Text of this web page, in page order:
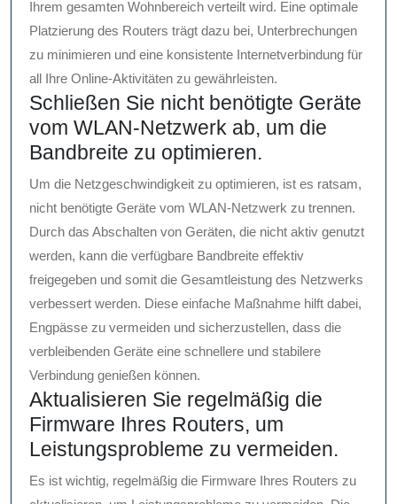
Ihrem gesamten Wohnbereich verteilt wird. Eine optimale
Platzierung des Routers trägt dazu bei, Unterbrechungen
zu minimieren und eine konsistente Internetverbindung für
all Ihre Online-Aktivitäten zu gewährleisten.
Schließen Sie nicht benötigte Geräte
vom WLAN-Netzwerk ab, um die
Bandbreite zu optimieren.
Um die Netzgeschwindigkeit zu optimieren, ist es ratsam,
nicht benötigte Geräte vom WLAN-Netzwerk zu trennen.
Durch das Abschalten von Geräten, die nicht aktiv genutzt
werden, kann die verfügbare Bandbreite effektiv
freigegeben und somit die Gesamtleistung des Netzwerks
verbessert werden. Diese einfache Maßnahme hilft dabei,
Engpässe zu vermeiden und sicherzustellen, dass die
verbleibenden Geräte eine schnellere und stabilere
Verbindung genießen können.
Aktualisieren Sie regelmäßig die
Firmware Ihres Routers, um
Leistungsprobleme zu vermeiden.
Es ist wichtig, regelmäßig die Firmware Ihres Routers zu